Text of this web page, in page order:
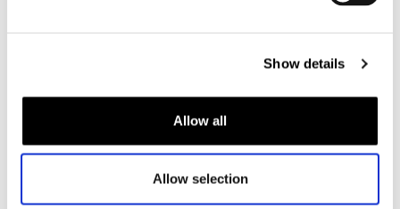
Show details
Allow all
Allow selection